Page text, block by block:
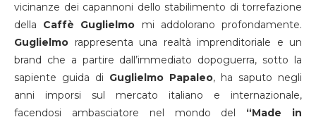
vicinanze dei capannoni dello stabilimento di torrefazione
della Caffè Guglielmo mi addolorano profondamente.
Guglielmo rappresenta una realtà imprenditoriale e un
brand che a partire dall’immediato dopoguerra, sotto la
sapiente guida di Guglielmo Papaleo, ha saputo negli
anni imporsi sul mercato italiano e internazionale,
facendosi ambasciatore nel mondo del “Made in